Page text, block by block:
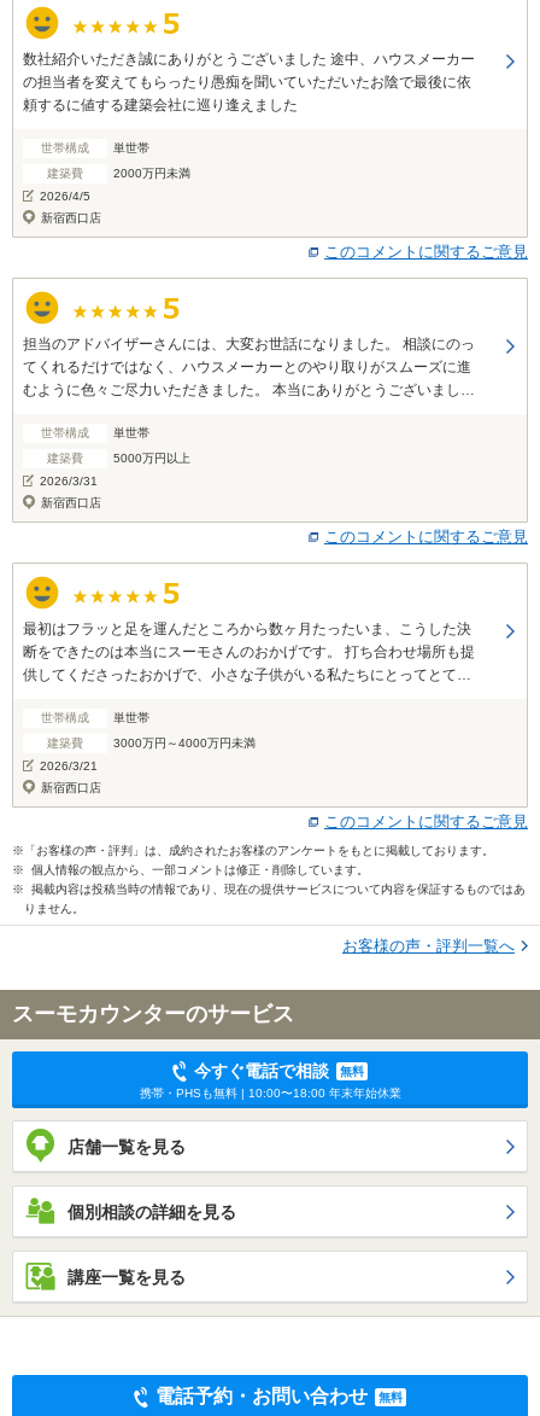
数社紹介いただき誠にありがとうございました 途中、ハウスメーカー
の担当者を変えてもらったり愚痴を聞いていただいたお陰で最後に依
頼するに値する建築会社に巡り逢えました
世帯構成
単世帯
建築費
2000万円未満
2026/4/5
新宿西口店
このコメントに関するご意見
担当のアドバイザーさんには、大変お世話になりました。 相談にのっ
てくれるだけではなく、ハウスメーカーとのやり取りがスムーズに進
むように色々ご尽力いただきました。 本当にありがとうございまし
用を勧めたいと思いました。
世帯構成
単世帯
建築費
5000万円以上
2026/3/31
新宿西口店
このコメントに関するご意見
最初はフラッと足を運んだところから数ヶ月たったいま、こうした決
断をできたのは本当にスーモさんのおかげです。 打ち合わせ場所も提
供してくださったおかげで、小さな子供がいる私たちにとってとても
世帯構成
単世帯
建築費
3000万円～4000万円未満
2026/3/21
新宿西口店
このコメントに関するご意見
※「お客様の声・評判」は、成約されたお客様のアンケートをもとに掲載しております。
※ 個人情報の観点から、一部コメントは修正・削除しています。
※ 掲載内容は投稿当時の情報であり、現在の提供サービスについて内容を保証するものではあ
りません。
お客様の声・評判一覧へ
スーモカウンターのサービス
今すぐ電話で相談
無料
携帯・PHSも無料 | 10:00〜18:00 年末年始休業
店舗一覧を見る
個別相談の詳細を見る
講座一覧を見る
電話予約・お問い合わせ
無料